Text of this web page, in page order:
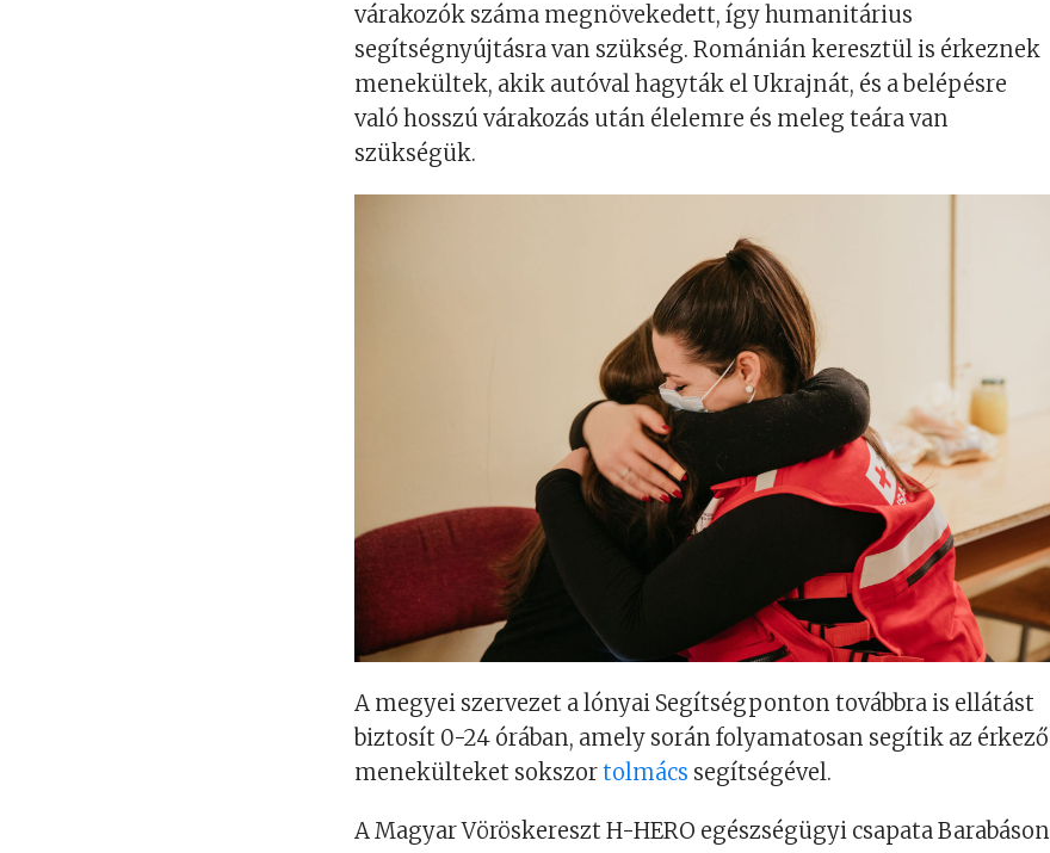
várakozók száma megnövekedett, így humanitárius
segítségnyújtásra van szükség. Románián keresztül is érkeznek
menekültek, akik autóval hagyták el Ukrajnát, és a belépésre
való hosszú várakozás után élelemre és meleg teára van
szükségük.
A megyei szervezet a lónyai Segítségponton továbbra is ellátást
biztosít 0-24 órában, amely során folyamatosan segítik az érkező
menekülteket sokszortolmács segítségével.
A Magyar Vöröskereszt H-HERO egészségügyi csapata Barabáson